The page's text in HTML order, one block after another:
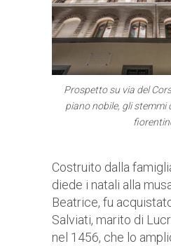
Prospetto su via del
piano nobile, gli stemmi
Costruito dalla
diede i natali alla
Beatrice, fu
Salviati, marito di
nel 1456, che lo